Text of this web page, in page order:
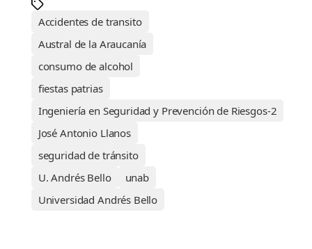
Accidentes de transito
Austral de la Araucanía
consumo de alcohol
fiestas patrias
Ingeniería en Seguridad y Prevención de Riesgos-2
José Antonio Llanos
seguridad de tránsito
U. Andrés Bello
unab
Universidad Andrés Bello